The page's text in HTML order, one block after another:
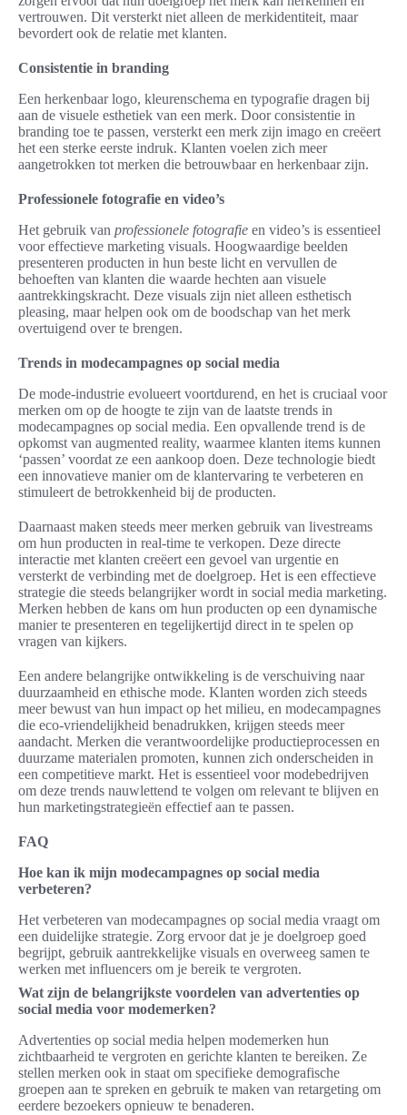
vertrouwen. Dit versterkt niet alleen de merkidentiteit, maar
bevordert ook de relatie met klanten.
Consistentie in branding
Een herkenbaar logo, kleurenschema en typografie dragen bij
aan de visuele esthetiek van een merk. Door consistentie in
branding toe te passen, versterkt een merk zijn imago en creëert
het een sterke eerste indruk. Klanten voelen zich meer
aangetrokken tot merken die betrouwbaar en herkenbaar zijn.
Professionele fotografie en video’s
Het gebruik van professionele fotografie en video’s is essentieel
voor effectieve marketing visuals. Hoogwaardige beelden
presenteren producten in hun beste licht en vervullen de
behoeften van klanten die waarde hechten aan visuele
aantrekkingskracht. Deze visuals zijn niet alleen esthetisch
pleasing, maar helpen ook om de boodschap van het merk
overtuigend over te brengen.
Trends in modecampagnes op social media
De mode-industrie evolueert voortdurend, en het is cruciaal voor
merken om op de hoogte te zijn van de laatste trends in
modecampagnes op social media. Een opvallende trend is de
opkomst van augmented reality, waarmee klanten items kunnen
‘passen’ voordat ze een aankoop doen. Deze technologie biedt
een innovatieve manier om de klantervaring te verbeteren en
stimuleert de betrokkenheid bij de producten.
Daarnaast maken steeds meer merken gebruik van livestreams
om hun producten in real-time te verkopen. Deze directe
interactie met klanten creëert een gevoel van urgentie en
versterkt de verbinding met de doelgroep. Het is een effectieve
strategie die steeds belangrijker wordt in social media marketing.
Merken hebben de kans om hun producten op een dynamische
manier te presenteren en tegelijkertijd direct in te spelen op
vragen van kijkers.
Een andere belangrijke ontwikkeling is de verschuiving naar
duurzaamheid en ethische mode. Klanten worden zich steeds
meer bewust van hun impact op het milieu, en modecampagnes
die eco-vriendelijkheid benadrukken, krijgen steeds meer
aandacht. Merken die verantwoordelijke productieprocessen en
duurzame materialen promoten, kunnen zich onderscheiden in
een competitieve markt. Het is essentieel voor modebedrijven
om deze trends nauwlettend te volgen om relevant te blijven en
hun marketingstrategieën effectief aan te passen.
FAQ
Hoe kan ik mijn modecampagnes op social media
verbeteren?
Het verbeteren van modecampagnes op social media vraagt om
een duidelijke strategie. Zorg ervoor dat je je doelgroep goed
begrijpt, gebruik aantrekkelijke visuals en overweeg samen te
werken met influencers om je bereik te vergroten.
Wat zijn de belangrijkste voordelen van advertenties op
social media voor modemerken?
Advertenties op social media helpen modemerken hun
zichtbaarheid te vergroten en gerichte klanten te bereiken. Ze
stellen merken ook in staat om specifieke demografische
groepen aan te spreken en gebruik te maken van retargeting om
eerdere bezoekers opnieuw te benaderen.